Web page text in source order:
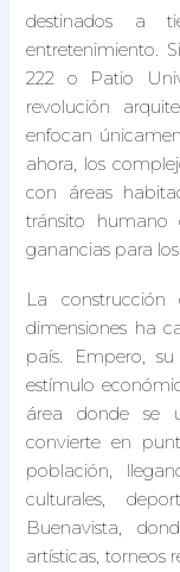
destinados a
entretenimiento.
222 o Patio
revolución
enfocan
ahora, los
con áreas
tránsito humano
ganancias para
La construcción
dimensiones ha
país. Empero,
estímulo
área donde se
convierte en
población,
culturales,
Buenavista,
artísticas, torneos